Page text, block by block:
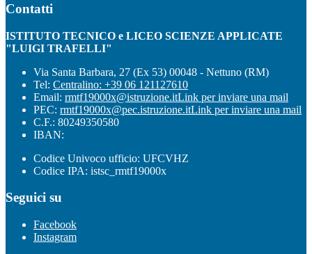
Contatti
ISTITUTO TECNICO e LICEO SCIENZE APPLICATE
"LUIGI TRAFELLI"
Via Santa Barbara, 27 (Ex 53) 00048 - Nettuno (RM)
Tel: Centralino: +39 06 121127610
Email: rmtf19000x@istruzione.itLink per inviare una mail
PEC: rmtf19000x@pec.istruzione.itLink per inviare una mail
C.F.: 80249350580
IBAN:
Codice Univoco ufficio: UFCVHZ
Codice IPA: istsc_rmtf19000x
Seguici su
Facebook
Instagram